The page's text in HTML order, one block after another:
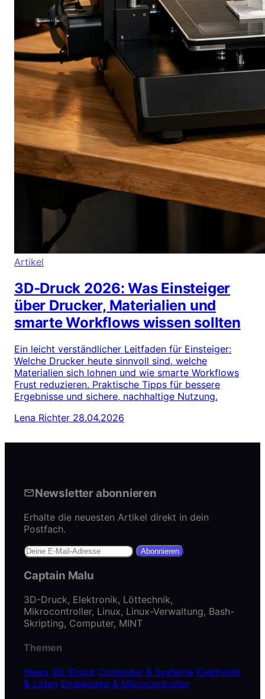
Artikel
3D‑Druck 2026: Was Einsteiger
über Drucker, Materialien und
smarte Workflows wissen sollten
Ein leicht verständlicher Leitfaden für Einsteiger:
Welche Drucker heute sinnvoll sind, welche
Materialien sich lohnen und wie smarte Workflows
Frust reduzieren. Praktische Tipps für bessere
Ergebnisse und sichere, nachhaltige Nutzung.
Lena Richter 28.04.2026
Newsletter abonnieren
Erhalte die neuesten Artikel direkt in dein
Postfach.
Abonnieren
Captain Malu
3D-Druck, Elektronik, Löttechnik,
Mikrocontroller, Linux, Linux-Verwaltung, Bash-
Skripting, Computer, MINT
Themen
News 3D-Druck Computer & Systeme Elektronik
& Löten Embedded & Mikrocontroller